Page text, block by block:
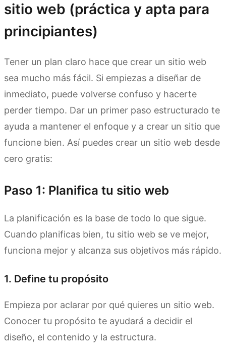
sitio web (práctica y apta para
principiantes)
Tener un plan claro hace que crear un sitio web
sea mucho más fácil. Si empiezas a diseñar de
inmediato, puede volverse confuso y hacerte
perder tiempo. Dar un primer paso estructurado te
ayuda a mantener el enfoque y a crear un sitio que
funcione bien. Así puedes crear un sitio web desde
cero gratis:
Paso 1: Planifica tu sitio web
La planificación es la base de todo lo que sigue.
Cuando planificas bien, tu sitio web se ve mejor,
funciona mejor y alcanza sus objetivos más rápido.
1. Define tu propósito
Empieza por aclarar por qué quieres un sitio web.
Conocer tu propósito te ayudará a decidir el
diseño, el contenido y la estructura.